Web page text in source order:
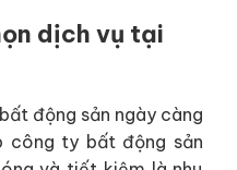
dịch vụ tại
động sản ngày càng
công ty bất động sản